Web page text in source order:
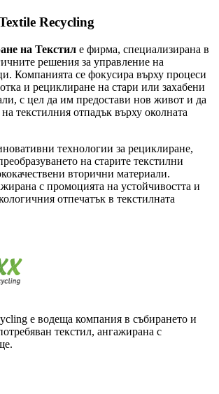
Recycling
на Текстил е фирма, специализирана в
решения за управление на
Компанията се фокусира върху процеси
и рециклиране на стари или захабени
с цел да им предостави нов живот и да
текстилния отпадък върху околната
технологии за рециклиране,
на старите текстилни
вторични материали.
с промоцията на устойчивостта и
отпечатък в текстилната
е водеща компания в събирането и
текстил, ангажирана с